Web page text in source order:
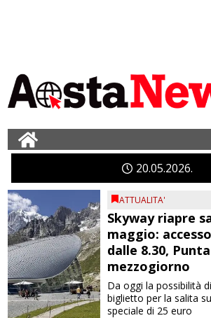
2005 2026
ATTUALITA'
Skyway riapre
maggio:
dalle 8.30,
mezzogiorno
Da oggi la possibilità
biglietto per la salita
speciale di 25 euro